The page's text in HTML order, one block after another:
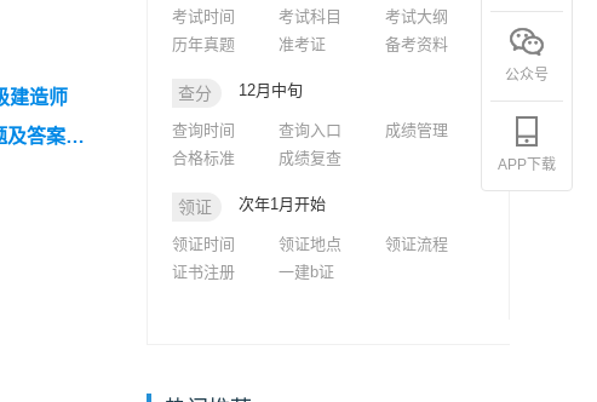
建造师
及答案解
考试时间 考试科目
考试大纲
历年真题
准考证 备考资料
查分 12月中旬
查询时间 查询入口
成绩管理
合格标准
成绩复查
领证 次年1月开始
领证时间 领证地点
领证流程
证书注册
一建b证
公众号
APP下载